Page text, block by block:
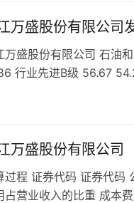
万盛股份有限公司
万盛股份有限公司 石油
行业先进B级 56.67
万盛股份有限公司
过程 证券代码 证券代码
占营业收入的比重 成本